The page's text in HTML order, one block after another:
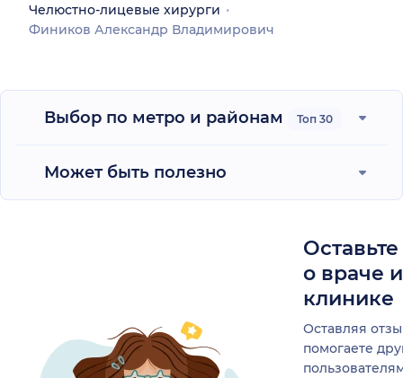
Челюстно-лицевые хирурги
Фиников Александр Владимирович
Выбор по метро и районам Топ 30
Может быть полезно
о враче
клинике
Оставляя
помогаете